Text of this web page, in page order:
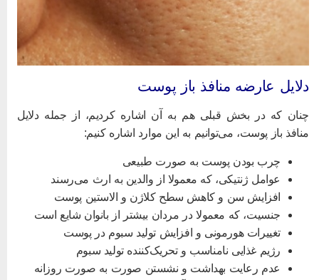
عارضه منافذ باز پوست
که در بخش قبلی هم به آن اشاره کردیم، از جمله دلایل
باز پوست، می‌توانیم به این موارد اشاره کنیم:
چرب بودن پوست به صورت طبیعی
عوامل ژنتیکی، که معمولا از والدین به ارث می‌رسند
افزایش سن و کاهش سطح کلاژن و الاستین پوست
جنسیت، که معمولا در مردان بیشتر از بانوان شایع است
تغییرات هورمونی و افزایش تولید سبوم در پوست
رژیم غذایی نامناسب و تحریک‌کننده تولید سبوم
عدم رعایت بهداشت و نشستن صورت به صورت روزانه